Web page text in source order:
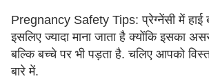
Pregnancy Safety Tips: प्रेग्नेंसी में हाई
इसलिए ज्यादा माना जाता है क्योंकि इसका
बल्कि बच्चे पर भी पड़ता है. चलिए आपको
बारे में.